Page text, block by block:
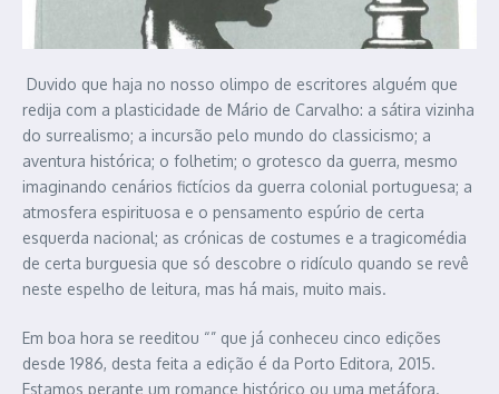
Duvido que haja no nosso olimpo de escritores alguém que
redija com a plasticidade de Mário de Carvalho: a sátira vizinha
do surrealismo; a incursão pelo mundo do classicismo; a
aventura histórica; o folhetim; o grotesco da guerra, mesmo
imaginando cenários fictícios da guerra colonial portuguesa; a
atmosfera espirituosa e o pensamento espúrio de certa
esquerda nacional; as crónicas de costumes e a tragicomédia
de certa burguesia que só descobre o ridículo quando se revê
neste espelho de leitura, mas há mais, muito mais.
Em boa hora se reeditou “” que já conheceu cinco edições
desde 1986, desta feita a edição é da Porto Editora, 2015.
Estamos perante um romance histórico ou uma metáfora.